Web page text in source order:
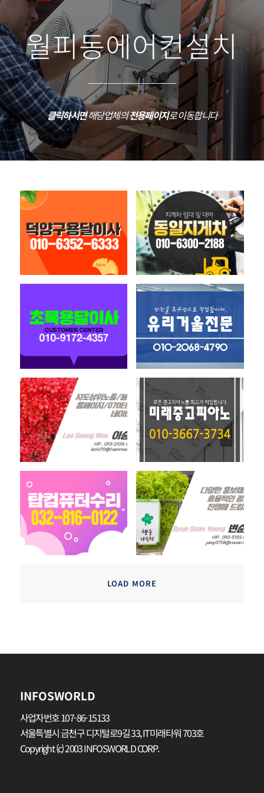
월피동에어컨설치
클릭하시면해당업체의전용페이지로 이동합니다
LOAD MORE
INFOSWORLD
사업자번호 107-86-15133
서울특별시 금천구 디지털로9길 33, IT미래타워 703호
Copyright (c) 2003 INFOSWORLD CORP.